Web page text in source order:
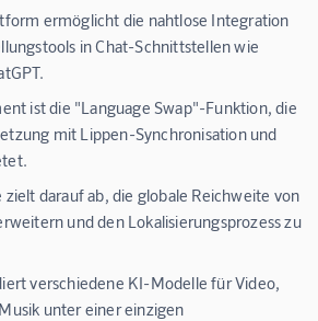
ermöglicht die nahtlose Integration
in Chat-Schnittstellen wie
ist die "Language Swap"-Funktion, die
mit Lippen-Synchronisation und
zielt darauf ab, die globale Reichweite von
und den Lokalisierungsprozess zu
verschiedene KI-Modelle für Video,
unter einer einzigen